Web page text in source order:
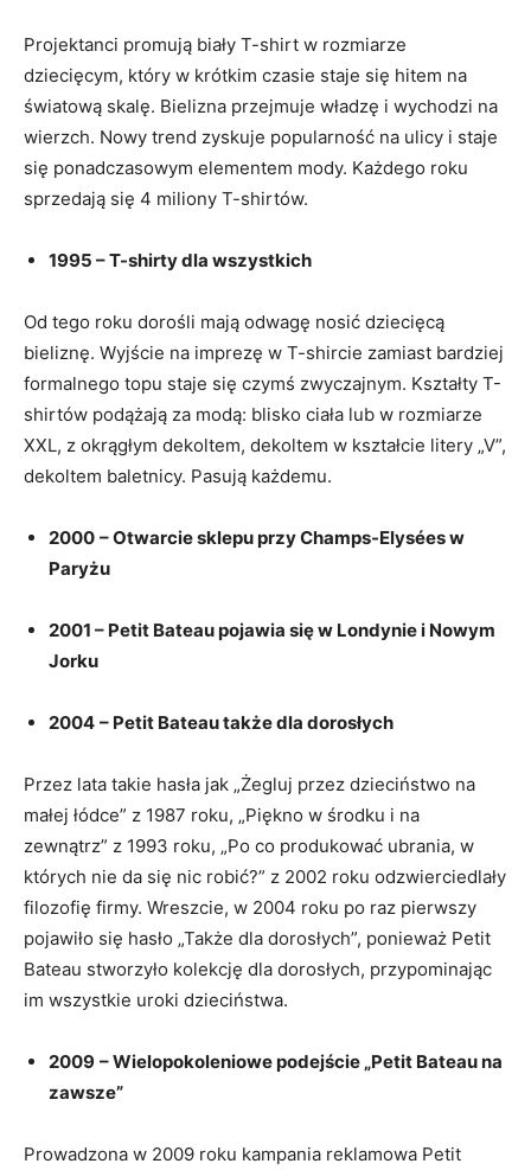
Projektanci promują biały T-shirt w rozmiarze
dziecięcym, który w krótkim czasie staje się hitem na
światową skalę. Bielizna przejmuje władzę i wychodzi na
wierzch. Nowy trend zyskuje popularność na ulicy i staje
się ponadczasowym elementem mody. Każdego roku
sprzedają się 4 miliony T-shirtów.
1995 – T-shirty dla wszystkich
Od tego roku dorośli mają odwagę nosić dziecięcą
bieliznę. Wyjście na imprezę w T-shircie zamiast bardziej
formalnego topu staje się czymś zwyczajnym. Kształty T-
shirtów podążają za modą: blisko ciała lub w rozmiarze
XXL, z okrągłym dekoltem, dekoltem w kształcie litery „V”,
dekoltem baletnicy. Pasują każdemu.
2000 – Otwarcie sklepu przy Champs-Elysées w
Paryżu
2001 – Petit Bateau pojawia się w Londynie i Nowym
Jorku
2004 – Petit Bateau także dla dorosłych
Przez lata takie hasła jak „Żegluj przez dzieciństwo na
małej łódce” z 1987 roku, „Piękno w środku i na
zewnątrz” z 1993 roku, „Po co produkować ubrania, w
których nie da się nic robić?” z 2002 roku odzwierciedlały
filozofię firmy. Wreszcie, w 2004 roku po raz pierwszy
pojawiło się hasło „Także dla dorosłych”, ponieważ Petit
Bateau stworzyło kolekcję dla dorosłych, przypominając
im wszystkie uroki dzieciństwa.
2009 – Wielopokoleniowe podejście „Petit Bateau na
zawsze”
Prowadzona w 2009 roku kampania reklamowa Petit